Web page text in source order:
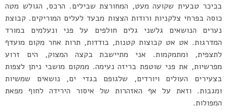
בכיכר טבעית שקועה מעט, המחורצת שבילים. הרכס, הגולש מטה
כוסה בפרחי צלקניות ורודות הצצות מבעד לעלים המוריקים. קבוצת
נערים הנושאים גלשני גלים חולפים על פני ונעלמים במורד
המדרגות. אט אט קבוצות קטנות, בודדות, תרות אחר מקום מועדף
לתצפית, ומתמקמות. אני מתיישבת בקצה המצוק, הים זרוע
מפרשיות, את פני שוטפת בריזה נעימה. ממקום מושבי ניתן לצפות
בצעירים העולים ויורדים, שלגופם בגדי ים, נושאים שמשיות
ומגבות. וזאת על אף האזהרות של איסור הירידה לחוף מפאת
המפולות.